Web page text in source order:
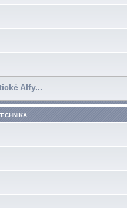
Alfy...